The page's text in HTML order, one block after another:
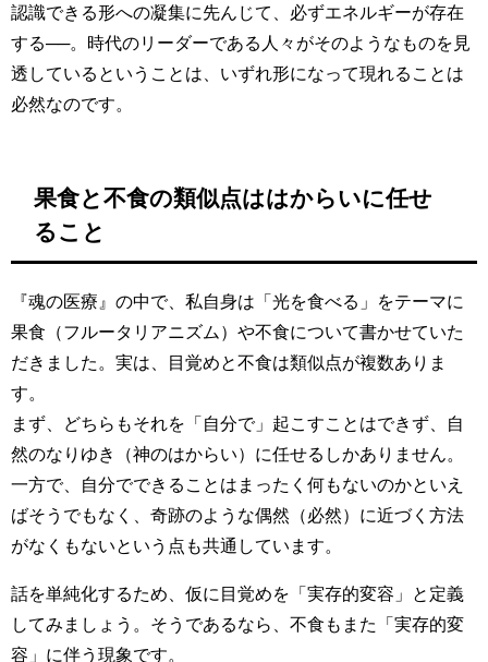
認識できる形への凝集に先んじて、必ずエネルギーが存在
する──。時代のリーダーである人々がそのようなものを見
透しているということは、いずれ形になって現れることは
必然なのです。
果食と不食の類似点ははからいに任せ
ること
『魂の医療』の中で、私自身は「光を食べる」をテーマに
果食（フルータリアニズム）や不食について書かせていた
だきました。実は、目覚めと不食は類似点が複数ありま
す。
まず、どちらもそれを「自分で」起こすことはできず、自
然のなりゆき（神のはからい）に任せるしかありません。
一方で、自分でできることはまったく何もないのかといえ
ばそうでもなく、奇跡のような偶然（必然）に近づく方法
がなくもないという点も共通しています。
話を単純化するため、仮に目覚めを「実存的変容」と定義
してみましょう。そうであるなら、不食もまた「実存的変
容」に伴う現象です。